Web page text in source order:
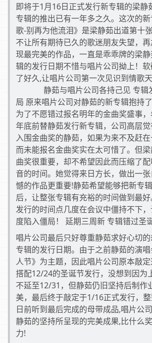
即将于1月16日正式发行新专辑的梁静
专辑的推出已有一年多之久。这次的
歌-别再为他流泪》是梁静茹出道第十
不让所有期待已久的歌迷朋友失望，
现最完美的作品，一直是乖乖牌的梁
辑的发行日期不惜与唱片公司拗上！
了好久,让唱片公司第一次见识到情歌
静茹与唱片公司各持己见 专辑
局 原来唱片公司对静茹的新专辑抱持
为了不愿错过报名明年的金曲奖盛事
年底前替静茹发行新专辑，公司高层
入围金曲奖的静茹，如果为来不及赶
而未能报名金曲奖实在太可惜了。但
曲奖很重要，却不希望因此而压缩了
音的时间。她觉得来日方长，做出一
憾的作品更重要!静茹希望能够把新专
后，让整张专辑有充裕的时间做到最
发行的时间点几度在会议中僵持不下
度陷入僵局！ 延期三周新 专辑错过圣
唱片公司最后只好尊重静茹求好心切
专辑的发行日期。由于之前静茹的演
人节》为主题，因此唱片公司原本敲
搭配12/24的圣诞节发行，没想到因为
不延至12/31，但静茹仍旧坚持后制作
美，最后终于敲定于1/16正式发行，整
日前听到最后完成的母带成品,唱片公
静茹的坚持所呈现的完美成果,比什么
力!